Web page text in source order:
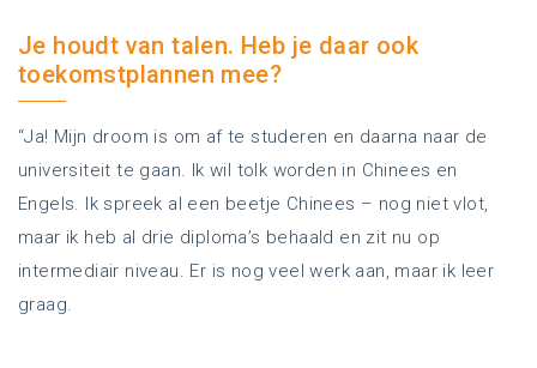
Je houdt van talen. Heb je daar ook
toekomstplannen mee?
“Ja! Mijn droom is om af te studeren en daarna naar de
universiteit te gaan. Ik wil tolk worden in Chinees en
Engels. Ik spreek al een beetje Chinees – nog niet vlot,
maar ik heb al drie diploma’s behaald en zit nu op
intermediair niveau. Er is nog veel werk aan, maar ik leer
graag.